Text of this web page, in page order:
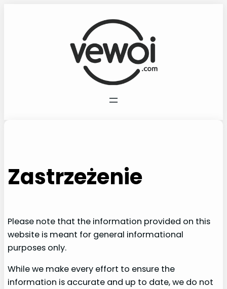
Zastrzeżenie
Please note that the information provided on this
website is meant for general informational
purposes only.
While we make every effort to ensure the
information is accurate and up to date, we do not